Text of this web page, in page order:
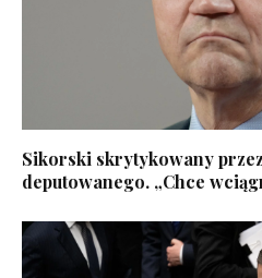
Sikorski skrytykowany
deputowanego. „Chce